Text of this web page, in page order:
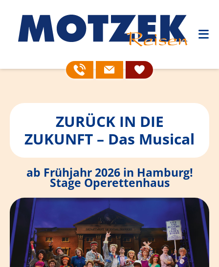
ZURÜCK IN DIE
ZUKUNFT – Das Musical
ab Frühjahr 2026 in Hamburg!
Stage Operettenhaus